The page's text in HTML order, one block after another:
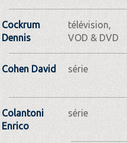
Cockrum
Dennis
télévision,
VOD & DVD
Cohen David série
Colantoni
Enrico
série